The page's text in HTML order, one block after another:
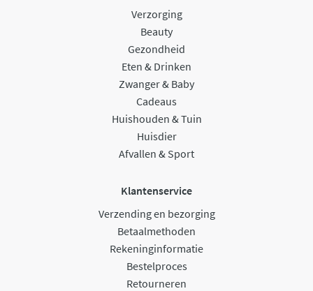
Verzorging
Beauty
Gezondheid
Eten & Drinken
Zwanger & Baby
Cadeaus
Huishouden & Tuin
Huisdier
Afvallen & Sport
Klantenservice
Verzending en bezorging
Betaalmethoden
Rekeninginformatie
Bestelproces
Retourneren